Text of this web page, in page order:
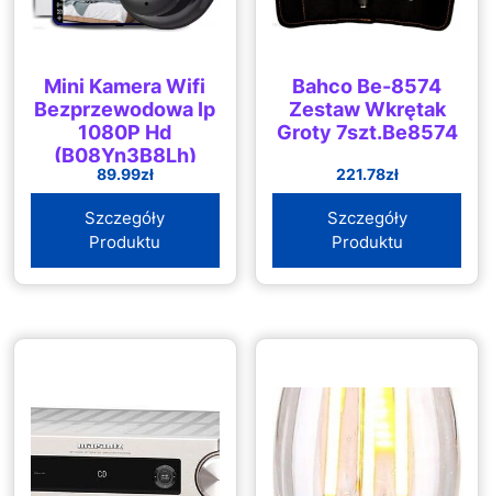
Mini Kamera Wifi
Bezprzewodowa Ip
1080P Hd
(B08Yn3B8Lh)
89.99zł
Szczegóły
Produktu
Bahco Be-8574
Zestaw Wkrętak
Groty 7szt.Be8574
221.78zł
Szczegóły
Produktu